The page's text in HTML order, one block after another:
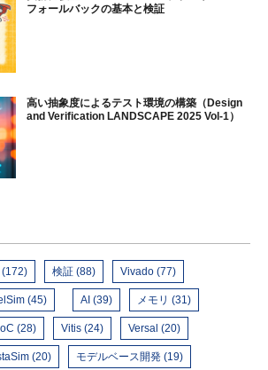
フォールバックの基本と検証
高い抽象度によるテスト環境の構築（Design
and Verification LANDSCAPE 2025 Vol-1）
(172) 検証 (88) Vivado (77)
(45) AI (39) メモリ (31)
(28) Vitis (24) Versal (20)
(20) モデルベース開発 (19)